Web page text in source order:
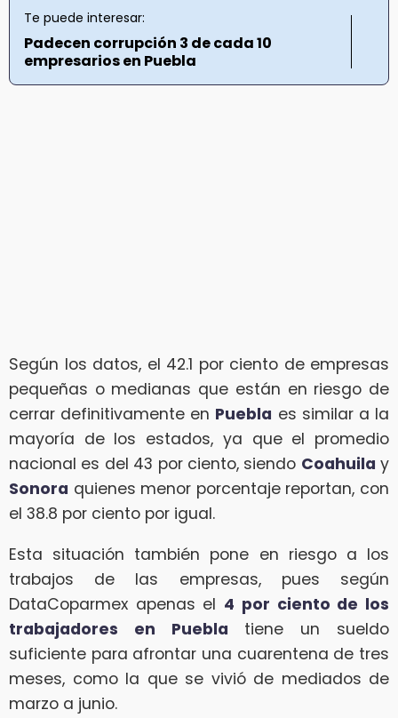
Te puede interesar:
Padecen corrupción 3 de cada 10
empresarios en Puebla
Según los datos, el 42.1 por ciento de empresas
pequeñas o medianas que están en riesgo de
cerrar definitivamente en Puebla es similar a la
mayoría de los estados, ya que el promedio
nacional es del 43 por ciento, siendo Coahuila y
Sonora quienes menor porcentaje reportan, con
el 38.8 por ciento por igual.
Esta situación también pone en riesgo a los
trabajos de las empresas, pues según
DataCoparmex apenas el 4 por ciento de los
trabajadores en Puebla tiene un sueldo
suficiente para afrontar una cuarentena de tres
meses, como la que se vivió de mediados de
marzo a junio.